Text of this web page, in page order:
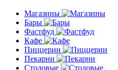
Магазины
Бары
Фастфуд
Кафе
Пиццерии
Пекарни
Столовые